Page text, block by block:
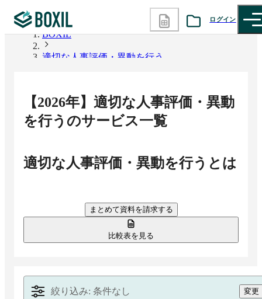
ログイン
カテゴリから探す
記事から探す
BOXIL
適切な人事評価・異動を行う
【2026年】 適切な人事評価・異動
を行う のサービス一覧
適切な人事評価・異動を行う とは
まとめて資料を請求する
比較表を見る
絞り込み: 条件なし 変更